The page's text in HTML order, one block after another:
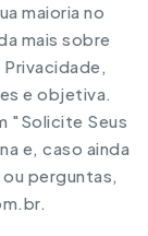
maioria no
mais sobre
e objetiva.
"Solicite Seus
e, caso ainda
perguntas,
.